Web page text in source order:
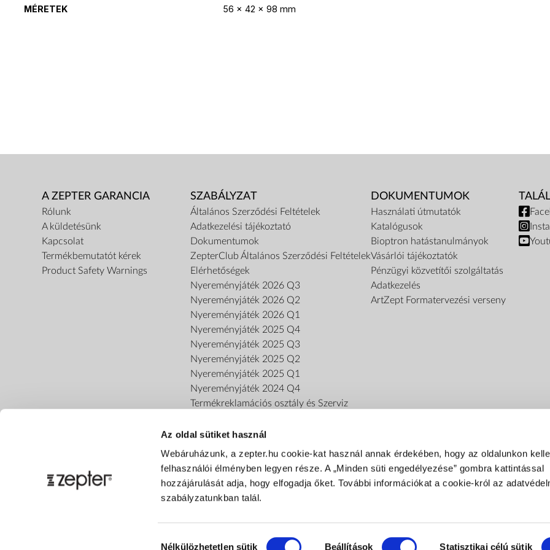
Az oldal sütiket használ
Webáruházunk, a zepter.hu cookie-kat használ annak érdekében, hogy az oldalunkon
felhasználói élményben legyen része. A „Minden süti engedélyezése” gombra kattintással
hozzájárulását adja, hogy elfogadja őket. További információkat a cookie-król az
szabályzatunkban talál.
Nélkülözhetetlen sütik Beállítások Statisztikai célú sütik
MÉRETEK 56 x 42 x 98 mm
A ZEPTER GARANCIA
Rólunk
A küldetésünk
Kapcsolat
Termékbemutatót kérek
Product Safety Warnings
SZABÁLYZAT
Általános Szerződési Feltételek
Adatkezelési tájékoztató
Dokumentumok
ZepterClub Általános Szerződési Feltételek
Elérhetőségek
Nyereményjáték 2026 Q3
Nyereményjáték 2026 Q2
Nyereményjáték 2026 Q1
Nyereményjáték 2025 Q4
Nyereményjáték 2025 Q3
Nyereményjáték 2025 Q2
Nyereményjáték 2025 Q1
Nyereményjáték 2024 Q4
Termékreklamációs osztály és Szerviz
DOKUMENTUMOK
Használati útmutatók
Katalógusok
Bioptron hatástanulmányok
Vásárlói tájékoztatók
Pénzügyi közvetítői szolgáltatás
Adatkezelés
ArtZept Formatervezési verseny
FIZETÉSI MÓDOK